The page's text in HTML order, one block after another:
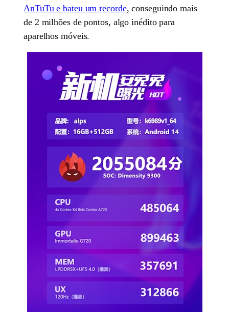
AnTuTu e bateu um recorde, conseguindo mais
de 2 milhões de pontos, algo inédito para
aparelhos móveis.